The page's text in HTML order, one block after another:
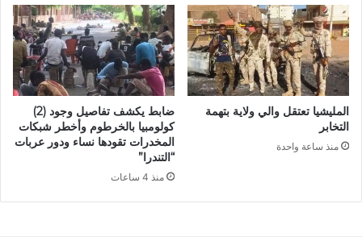
المليشيا تعتقل والي ولاية بتهمة
التخابر
منذ ساعة واحدة
ضابط يكشف تفاصيل وجود (2)
كولومبيا بالخرطوم وأخطر شبكات
المخدرات تقودها نساء ودور عربات
“التندرا”
منذ 4 ساعات